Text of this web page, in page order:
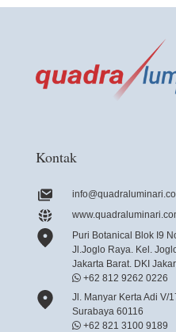
Kontak
Puri Botanical Blok I9
Jl.Joglo Raya. Kel.
Jakarta Barat. DKI
+62 812 9262 0226
Jl. Manyar Kerta Adi V/
Surabaya 60116
+62 821 3100 9189